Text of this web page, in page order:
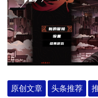
原创文章 头条推荐